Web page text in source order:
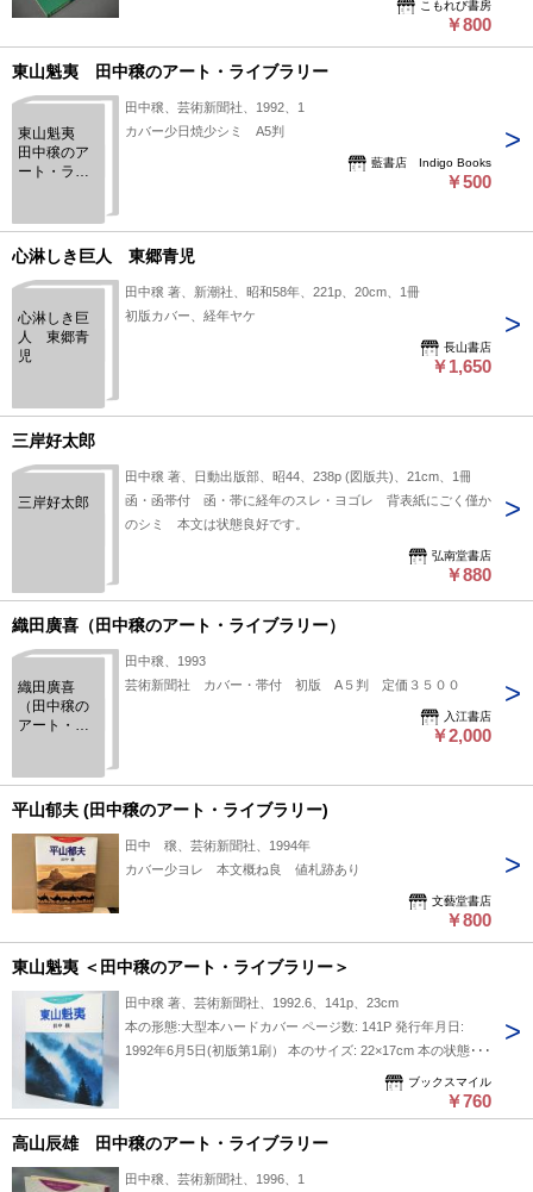
こもれび書房
￥800
東山魁夷 田中穣のアート・ライブラリー
東山魁夷
田中穣のア
ート・ライ
田中穣、芸術新聞社、1992、1
カバー少日焼少シミ A5判
藍書店 Indigo Books
￥500
心淋しき巨人 東郷青児
心淋しき巨
人 東郷青
児
田中穣 著、新潮社、昭和58年、221p、20cm、1冊
初版カバー、経年ヤケ
長山書店
￥1,650
三岸好太郎
三岸好太郎
田中穣 著、日動出版部、昭44、238p (図版共)、21cm、1冊
函・函帯付 函・帯に経年のスレ・ヨゴレ 背表紙にごく僅か
のシミ 本文は状態良好です。
弘南堂書店
￥880
織田廣喜（田中穣のアート・ライブラリー）
織田廣喜
（田中穣の
アート・ラ
田中穣、1993
芸術新聞社 カバー・帯付 初版 A５判 定価３５００
入江書店
￥2,000
平山郁夫 (田中穣のアート・ライブラリー)
田中 穣、芸術新聞社、1994年
カバー少ヨレ 本文概ね良 値札跡あり
文藝堂書店
￥800
東山魁夷 ＜田中穣のアート・ライブラリー＞
田中穣 著、芸術新聞社、1992.6、141p、23cm
本の形態:大型本ハードカバー ページ数: 141P 発行年月日:
1992年6月5日(初版第1刷） 本のサイズ: 22×17cm 本の状態:表
紙カバー多少すれ、背の下部やぶれ、縁のヨレ。天地の表紙部
分にすこしシミ。小口にごく薄いシミ1ヶ所あり。見返し遊び
に著者献呈サイン（相手・著者名手書き）。本文・図版は非常
に良い。 ISBN: 9784875860419
ブックスマイル
￥760
高山辰雄 田中穣のアート・ライブラリー
田中穣、芸術新聞社、1996、1